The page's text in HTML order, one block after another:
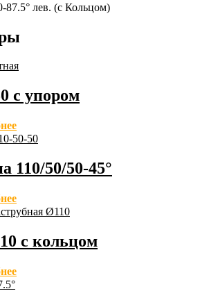
87.5° лев. (с Кольцом)
с упором
110/50/50-45°
с кольцом